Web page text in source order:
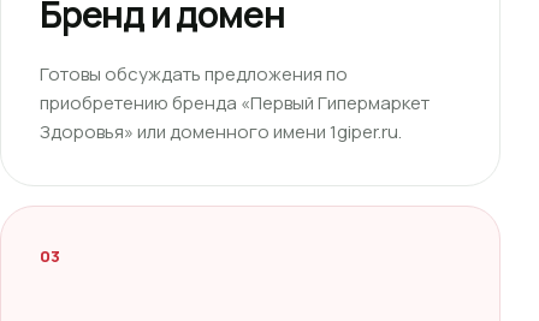
Бренд и домен
Готовы обсуждать предложения по
приобретению бренда «Первый Гипермаркет
Здоровья» или доменного имени 1giper.ru.
03